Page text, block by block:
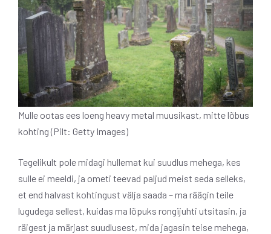
Mulle ootas ees loeng heavy metal muusikast, mitte lõbus
kohting (Pilt: Getty Images)
Tegelikult pole midagi hullemat kui suudlus mehega, kes
sulle ei meeldi, ja ometi teevad paljud meist seda selleks,
et end halvast kohtingust välja saada – ma räägin teile
lugudega sellest, kuidas ma lõpuks rongijuhti utsitasin, ja
räigest ja märjast suudlusest, mida jagasin teise mehega,